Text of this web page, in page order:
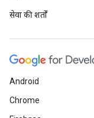
सेवा की शर्तों
Android
Chrome